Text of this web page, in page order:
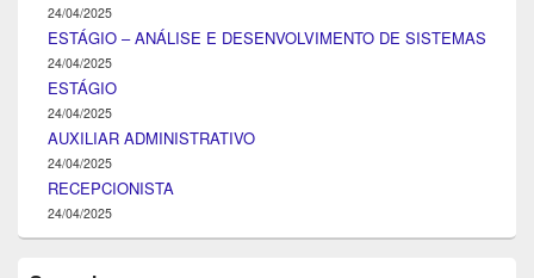
24/04/2025
ESTÁGIO – ANÁLISE E DESENVOLVIMENTO DE SISTEMAS
24/04/2025
ESTÁGIO
24/04/2025
AUXILIAR ADMINISTRATIVO
24/04/2025
RECEPCIONISTA
24/04/2025